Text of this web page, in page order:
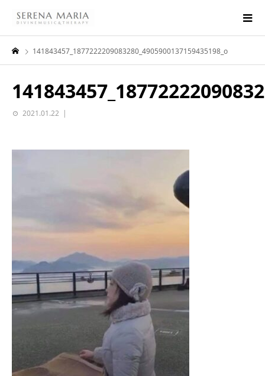
141843457_1877222209083280_4905900137159435198_o
2021.01.22